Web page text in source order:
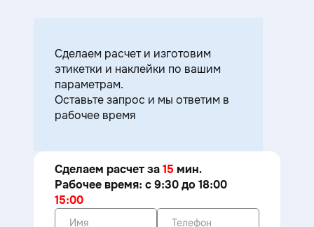
Cделаем расчет и изготовим
этикетки и наклейки по вашим
параметрам.
Оставьте запрос и мы ответим в
рабочее время
Сделаем расчет за15 мин.
Рабочее время: с 9:30 до 18:00
15:00